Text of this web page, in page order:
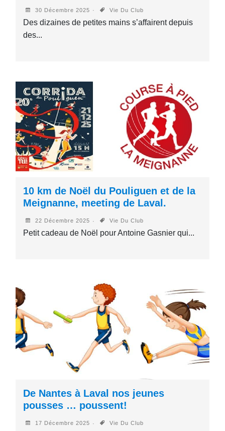
30 Décembre 2025 Vie Du Club
Des dizaines de petites mains s’affairent depuis
des...
10 km de Noël du Pouliguen et de la
Meignanne, meeting de Laval.
22 Décembre 2025 Vie Du Club
Petit cadeau de Noël pour Antoine Gasnier qui...
De Nantes à Laval nos jeunes
pousses … poussent!
17 Décembre 2025 Vie Du Club